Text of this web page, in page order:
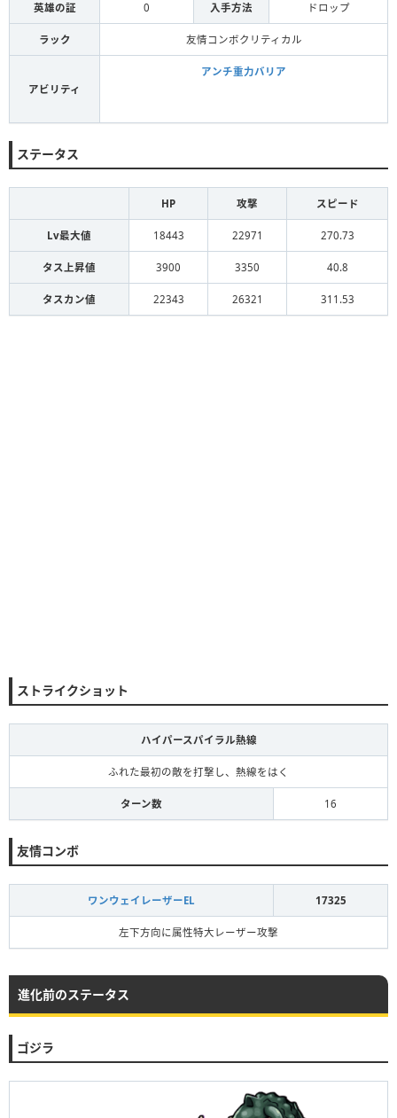
英雄の証 0 入手方法 ドロップ
ラック 友情コンボクリティカル
アビリティ
アンチ重力バリア
ステータス
HP 攻撃 スピード
Lv最大値 18443 22971 270.73
タス上昇値 3900 3350 40.8
タスカン値 22343 26321 311.53
ストライクショット
ハイパースパイラル熱線
ふれた最初の敵を打撃し、熱線をはく
ターン数 16
友情コンボ
ワンウェイレーザーEL 17325
左下方向に属性特大レーザー攻撃
進化前のステータス
ゴジラ